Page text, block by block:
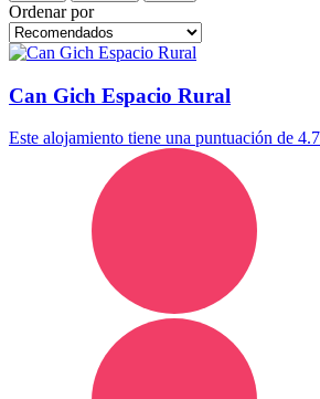
Ordenar por
Can Gich Espacio Rural
Este alojamiento tiene una puntuación de